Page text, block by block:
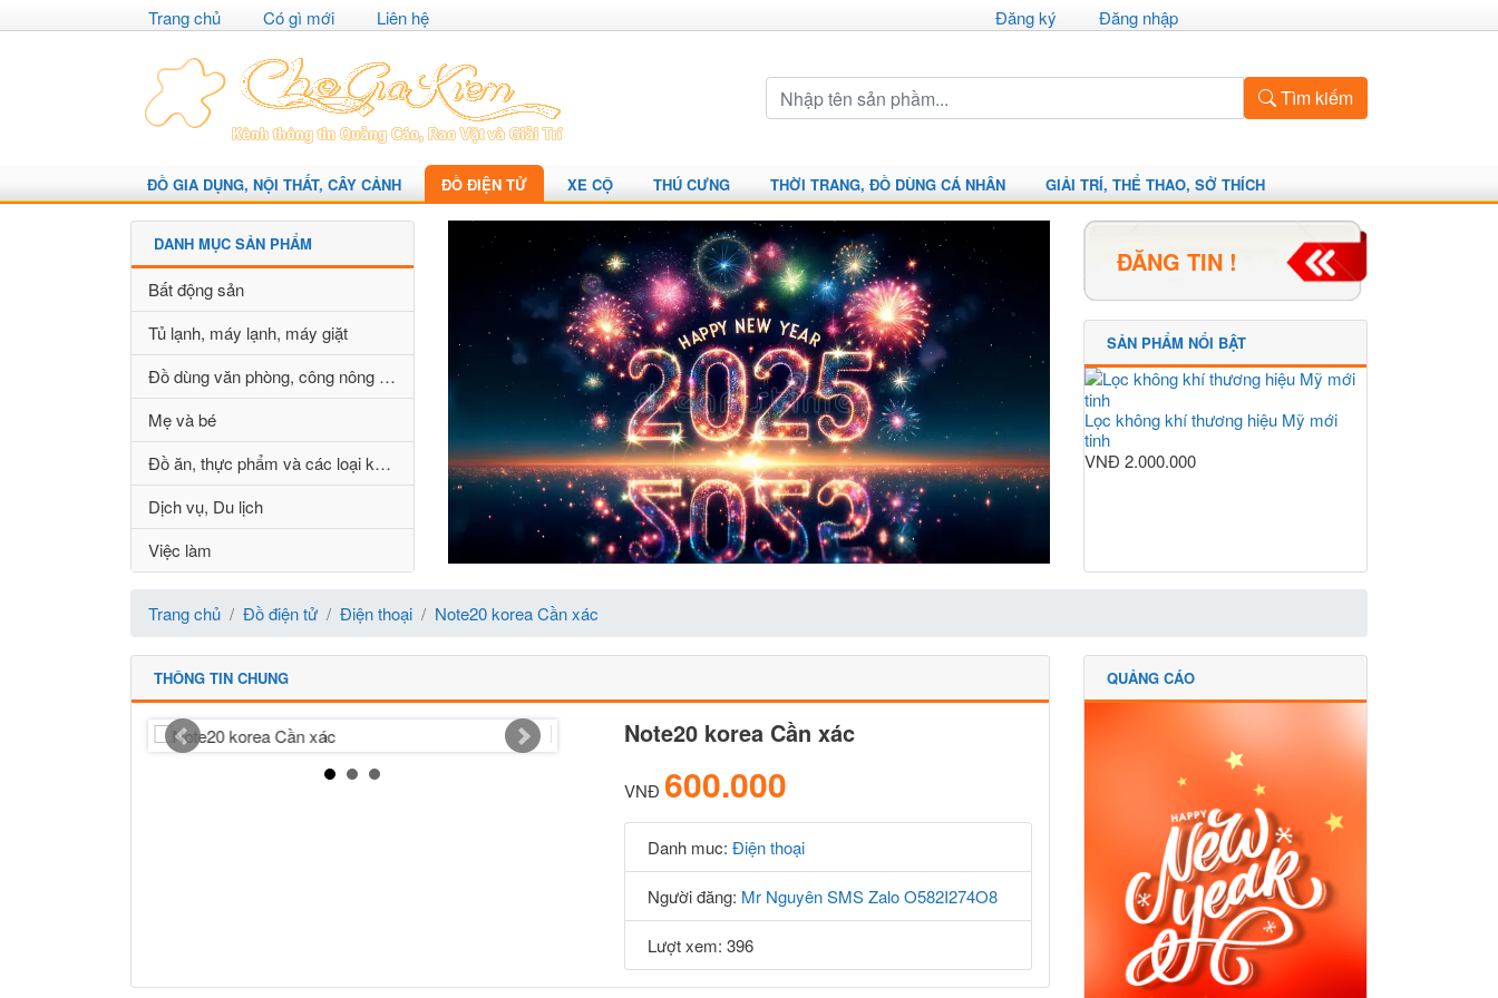
Trang chủ Có gì mới Liên hệ Đăng ký Đăng nhập
Tìm kiếm
ĐỒ GIA DỤNG, NỘI THẤT, CÂY CẢNH ĐỒ ĐIỆN TỬ XE CỘ THÚ CƯNG THỜI TRANG, ĐỒ DÙNG CÁ NHÂN GIẢI TRÍ, THỂ THAO, SỞ THÍCH
DANH MỤC SẢN PHẨM
Bất động sản
Tủ lạnh, máy lạnh, máy giặt
Đồ dùng văn phòng, công nông nghiệp
Mẹ và bé
Đồ ăn, thực phẩm và các loại khác
Dịch vụ, Du lịch
Việc làm
ĐĂNG TIN !
SẢN PHẨM NỔI BẬT
Lọc không khí thương hiệu Mỹ mới
tinh
VNĐ 2.000.000
Trang chủ Đồ điện tử Điện thoại Note20 korea Cần xác
THÔNG TIN CHUNG
Note20 korea Cần xác
VNĐ 600.000
Danh muc: Điện thoại
Người đăng: Mr Nguyên SMS Zalo O582I274O8
Lượt xem: 396
QUẢNG CÁO